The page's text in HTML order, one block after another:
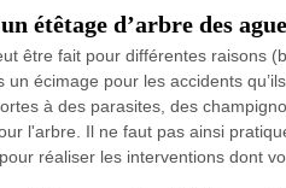
étêtage d’arbre des
être fait pour différentes raisons
un écimage pour les accidents
à des parasites, des
l'arbre. Il ne faut pas ainsi
réaliser les interventions dont